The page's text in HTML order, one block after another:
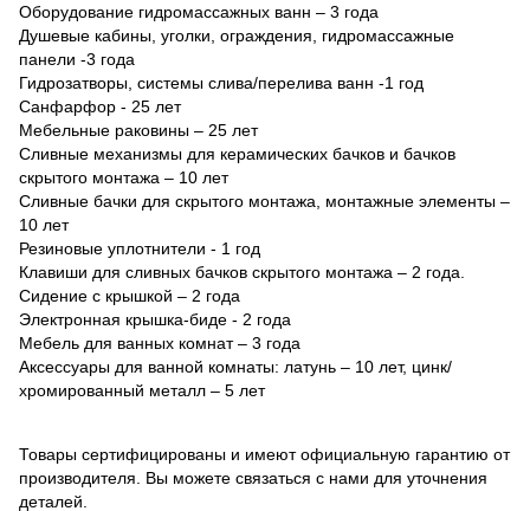
Оборудование гидромассажных ванн – 3 года
Душевые кабины, уголки, ограждения, гидромассажные
панели -3 года
Гидрозатворы, системы слива/перелива ванн -1 год
Санфарфор - 25 лет
Мебельные раковины – 25 лет
Сливные механизмы для керамических бачков и бачков
скрытого монтажа – 10 лет
Сливные бачки для скрытого монтажа, монтажные элементы –
10 лет
Резиновые уплотнители - 1 год
Клавиши для сливных бачков скрытого монтажа – 2 года.
Сидение с крышкой – 2 года
Электронная крышка-биде - 2 года
Мебель для ванных комнат – 3 года
Аксессуары для ванной комнаты: латунь – 10 лет, цинк/
хромированный металл – 5 лет
Товары сертифицированы и имеют официальную гарантию от
производителя. Вы можете связаться с нами для уточнения
деталей.